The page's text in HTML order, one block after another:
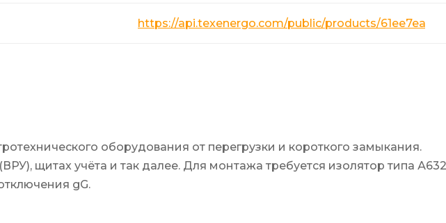
https://api.texenergo.com/public/products/
оборудования от перегрузки и короткого замыкания.
щитах учёта и так далее. Для монтажа требуется изолятор типа
gG.